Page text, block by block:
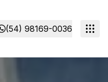
(54) 98169-0036